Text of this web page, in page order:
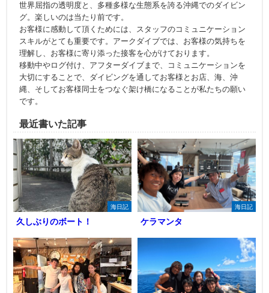
世界屈指の透明度と、多種多様な生態系を誇る沖縄でのダイビン
グ。楽しいのは当たり前です。
お客様に感動して頂くためには、スタッフのコミュニケーション
スキルがとても重要です。アークダイブでは、お客様の気持ちを
理解し、お客様に寄り添った接客を心がけております。
移動中やログ付け、アフターダイブまで、コミュニケーションを
大切にすることで、ダイビングを通してお客様とお店、海、沖
縄、そしてお客様同士をつなぐ架け橋になることが私たちの願い
です。
最近書いた記事
海日記
久しぶりのボート！
海日記
ケラマンタ